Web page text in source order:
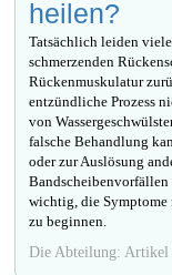
heilen?
Tatsächlich leiden
schmerzenden
Rückenmuskulatur
entzündliche Prozess
von
falsche Behandlung
oder zur Auslösung
Bandscheibenvorfällen
wichtig, die Symptome
zu beginnen.
Die Abteilung: Artikel